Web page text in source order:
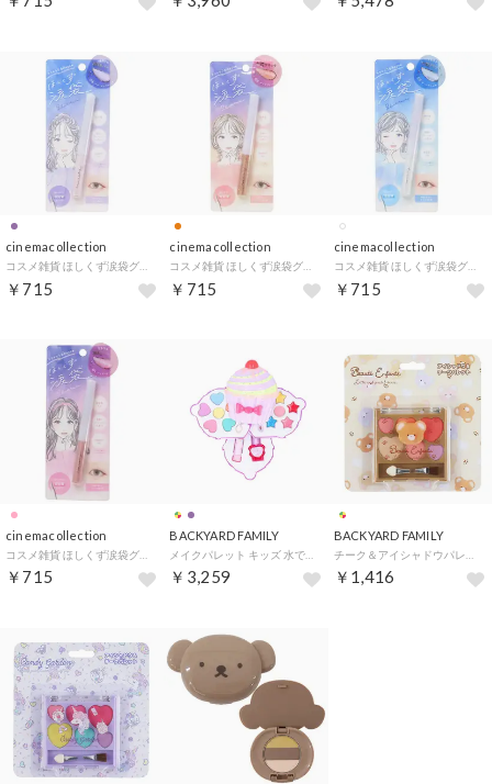
cinemacollection
￥715
cinemacollection
￥715
cinemacollection
コスメ雑貨 ほしくず涙袋グリッター オーロラミルキーウェイ クーリア ギフト プレゼント おしゃれ メイク グッズ 【返品不可商品】
￥715
cinemacollection
￥715
BACKYARD FAMILY
￥3,259
BACKYARD FAMILY
￥1,416